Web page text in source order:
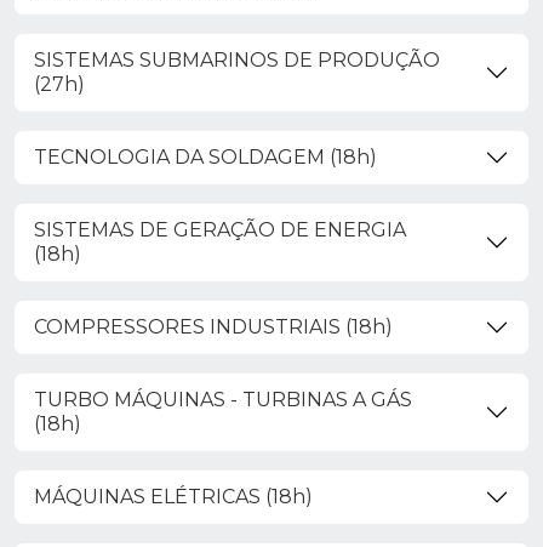
SISTEMAS SUBMARINOS DE PRODUÇÃO
(27h)
TECNOLOGIA DA SOLDAGEM (18h)
SISTEMAS DE GERAÇÃO DE ENERGIA
(18h)
COMPRESSORES INDUSTRIAIS (18h)
TURBO MÁQUINAS - TURBINAS A GÁS
(18h)
MÁQUINAS ELÉTRICAS (18h)